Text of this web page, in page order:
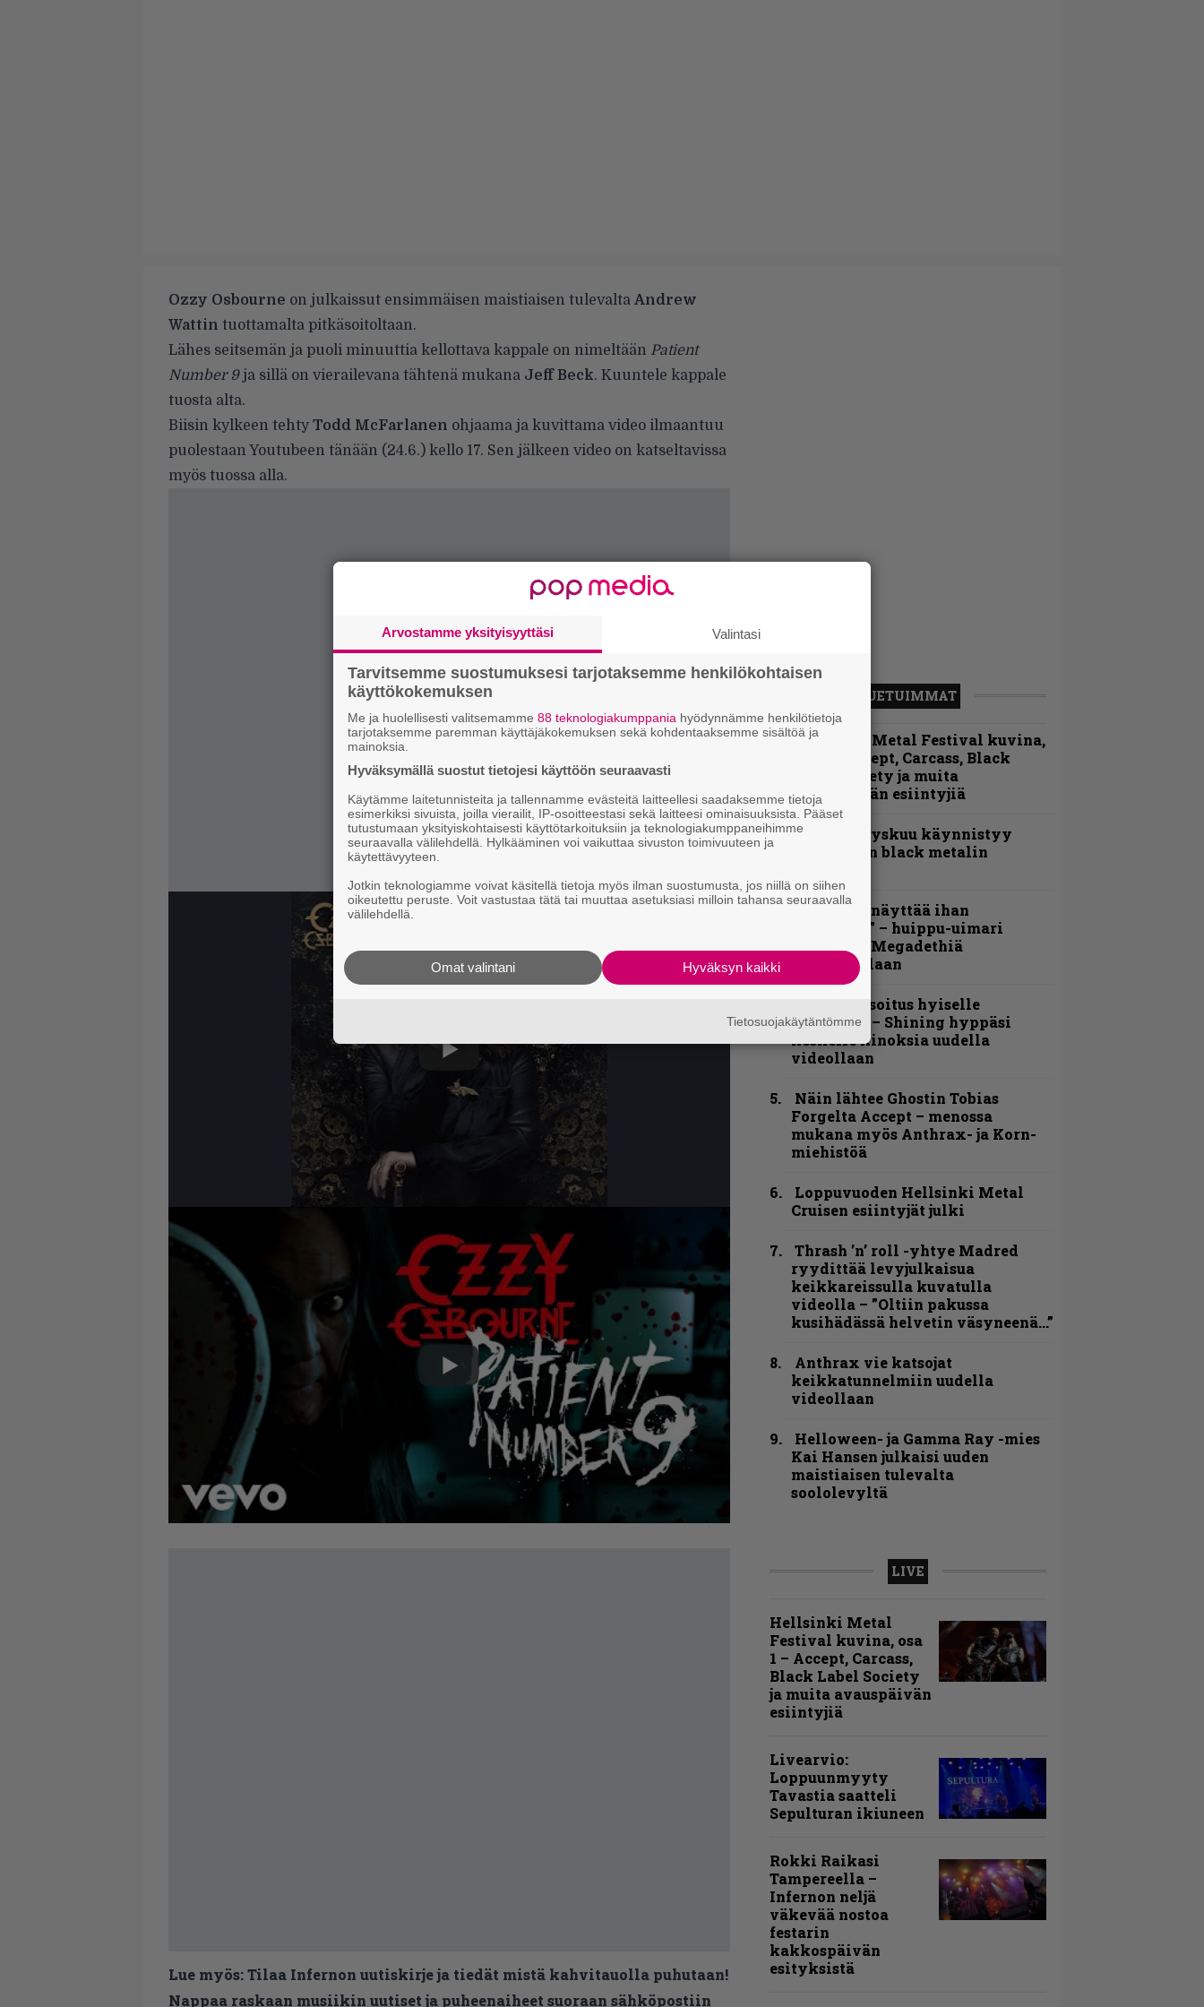
Ozzy Osbourne on julkaissut ensimmäisen maistiaisen tulevalta Andrew
Wattin tuottamalta pitkäsoitoltaan.
Lähes seitsemän ja puoli minuuttia kellottava kappale on nimeltään Patient
Number 9ja sillä on vierailevana tähtenä mukana Jeff Beck. Kuuntele kappale
tuosta alta.
Biisin kylkeen tehty Todd McFarlanen ohjaama ja kuvittama video ilmaantuu
puolestaan Youtubeen tänään (24.6.) kello 17. Sen jälkeen video on katseltavissa
myös tuossa alla.
Lue myös:Tilaa Infernon uutiskirje ja tiedät mistä kahvitauolla puhutaan!
Nappaa raskaan musiikin uutiset ja puheenaiheet suoraan sähköpostiin
LUETUIMMAT
Hellsinki Metal Festival kuvina,
osa 1 – Accept, Carcass, Black
Label Society ja muita
avauspäivän esiintyjiä
Espoon syyskuu käynnistyy
kotimaisen black metalin
”Mitalini näyttää ihan
plektralta” – huippu-uimari
jamittelee Megadethiä
palkinnollaan
Kunnianosoitus hyiselle
Pohjolalle – Shining hyppäsi
keskelle kinoksia uudella
videollaan
Näin lähtee Ghostin Tobias
Forgelta Accept – menossa
mukana myös Anthrax- ja Korn-
miehistöä
Loppuvuoden Hellsinki Metal
Cruisen esiintyjät julki
Thrash ’n’ roll -yhtye Madred
ryydittää levyjulkaisua
keikkareissulla kuvatulla
videolla – ”Oltiin pakussa
kusihädässä helvetin väsyneenä…”
Anthrax vie katsojat
keikkatunnelmiin uudella
videollaan
Helloween- ja Gamma Ray -mies
Kai Hansen julkaisi uuden
maistiaisen tulevalta
soololevyltä
LIVE
Hellsinki Metal
Festival kuvina, osa
1 – Accept, Carcass,
Black Label Society
ja muita avauspäivän
esiintyjiä
Livearvio:
Loppuunmyyty
Tavastia saatteli
Sepulturan ikiuneen
Rokki Raikasi
Tampereella –
Infernon neljä
väkevää nostoa
festarin
kakkospäivän
esityksistä
Arvostamme yksityisyyttäsi Valintasi
Tarvitsemme suostumuksesi tarjotaksemme henkilökohtaisen
käyttökokemuksen
Me ja huolellisesti valitsemamme 88 teknologiakumppania hyödynnämme henkilötietoja
tarjotaksemme paremman käyttäjäkokemuksen sekä kohdentaaksemme sisältöä ja
mainoksia.
Hyväksymällä suostut tietojesi käyttöön seuraavasti
Käytämme laitetunnisteita ja tallennamme evästeitä laitteellesi saadaksemme tietoja
esimerkiksi sivuista, joilla vierailit, IP-osoitteestasi sekä laitteesi ominaisuuksista. Pääset
tutustumaan yksityiskohtaisesti käyttötarkoituksiin ja teknologiakumppaneihimme
seuraavalla välilehdellä. Hylkääminen voi vaikuttaa sivuston toimivuuteen ja
käytettävyyteen.
Jotkin teknologiamme voivat käsitellä tietoja myös ilman suostumusta, jos niillä on siihen
oikeutettu peruste. Voit vastustaa tätä tai muuttaa asetuksiasi milloin tahansa seuraavalla
välilehdellä.
Hyväksyn kaikki
Omat valintani
Tietosuojakäytäntömme